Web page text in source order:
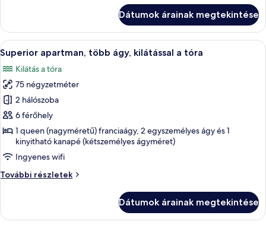
egy
kinyithatókanapé,
kilátással
a
tóra
(nagyméretű)
franciaágy
és
egy
kinyithatókanapé,
kilátással
tóra
további
részletei
Dátumok árainak megtekintése
A
következő
szoba
összes
képének
megtekintése:
Superior
apartman,
több
ágy,
kilátással
tóra
Egy étkezősarok, melyben egy
10
Superior apartman, több ágy, kilátással a tóra
Kilátás a tóra
75 négyzetméter
2 hálószoba
6 férőhely
1 queen (nagyméretű) franciaágy, 2 egyszemélyes ágy és 1
kinyitható kanapé (kétszemélyes ágyméret)
Ingyenes wifi
További részletek
Superior
kilátással
Dátumok árainak megtekintése